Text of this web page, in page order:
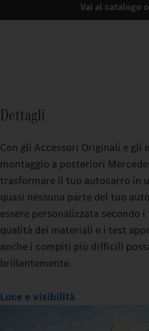
Vai al catalogo
Dettagli
Con gli Accessori Originali e gli
montaggio a posteriori
trasformare il tuo autocarro in
quasi nessuna parte del tuo
essere personalizzata secondo
qualità dei materiali e i test
anche i compiti più difficili
brillantemente.
Luce e visibilità